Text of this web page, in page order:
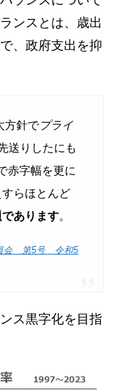
ンスとは、歳出
、政府支出を抑
方針でプライ
送りしたにも
赤字幅を更に
らほとんど
であります。
会 第5号 令和5
ス黒字化を目指